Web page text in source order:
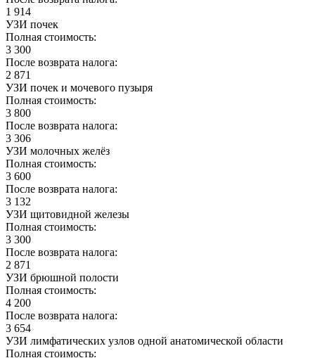
1 914
УЗИ почек
Полная стоимость:
3 300
После возврата налога:
2 871
УЗИ почек и мочевого пузыря
Полная стоимость:
3 800
После возврата налога:
3 306
УЗИ молочных желёз
Полная стоимость:
3 600
После возврата налога:
3 132
УЗИ щитовидной железы
Полная стоимость:
3 300
После возврата налога:
2 871
УЗИ брюшной полости
Полная стоимость:
4 200
После возврата налога:
3 654
УЗИ лимфатических узлов одной анатомической области
Полная стоимость: